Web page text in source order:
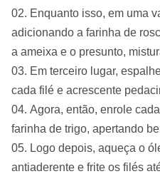
Enquanto isso, em uma
adicionando a farinha de
a ameixa e o presunto,
Em terceiro lugar,
cada filé e acrescente
Agora, então, enrole
farinha de trigo, apertando
Logo depois, aqueça o
antiaderente e frite os filés